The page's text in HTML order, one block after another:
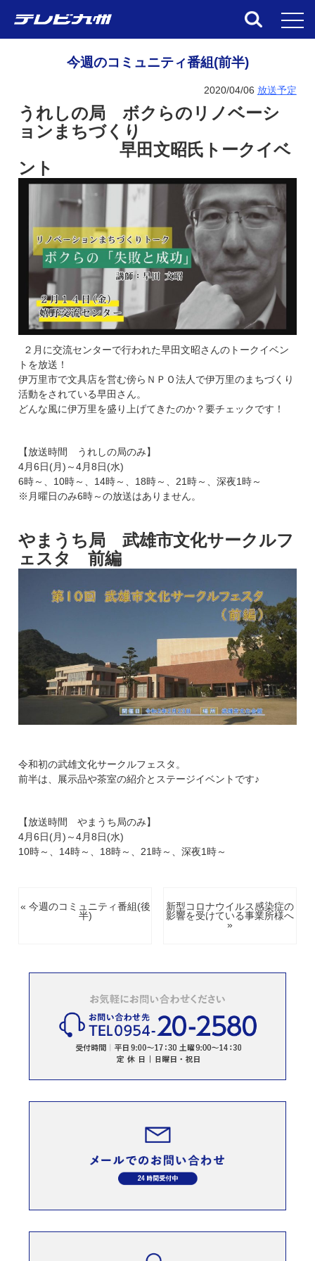
今週のコミュニティ番組(前半)
2020/04/06 放送予定
うれしの局 ボクらのリノベーシ
ョンまちづくり
早田文昭氏トークイベ
ント
２月に交流センターで行われた早田文昭さんのトークイベン
トを放送！
伊万里市で文具店を営む傍らＮＰＯ法人で伊万里のまちづくり
活動をされている早田さん。
どんな風に伊万里を盛り上げてきたのか？要チェックです！
【放送時間 うれしの局のみ】
4月6日(月)～4月8日(水)
6時～、10時～、14時～、18時～、21時～、深夜1時～
※月曜日のみ6時～の放送はありません。
やまうち局 武雄市文化サークルフ
ェスタ 前編
令和初の武雄文化サークルフェスタ。
前半は、展示品や茶室の紹介とステージイベントです♪
【放送時間 やまうち局のみ】
4月6日(月)～4月8日(水)
10時～、14時～、18時～、21時～、深夜1時～
« 今週のコミュニティ番組(後
半)
新型コロナウイルス感染症の
影響を受けている事業所様へ
»